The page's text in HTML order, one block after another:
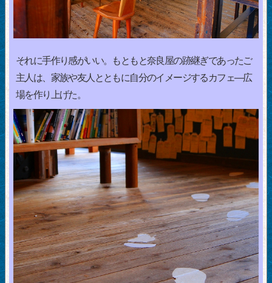
それに手作り感がいい。もともと奈良屋の跡継ぎであったご
主人は、家族や友人とともに自分のイメージするカフェ―広
場を作り上げた。